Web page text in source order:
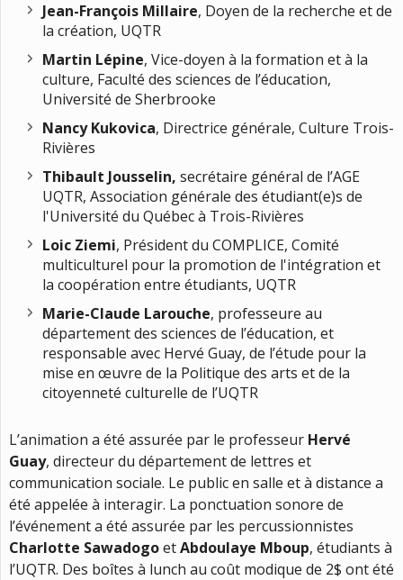
Jean-François Millaire, Doyen de la recherche et de
la création, UQTR
Martin Lépine, Vice-doyen à la formation et à la
culture, Faculté des sciences de l’éducation,
Université de Sherbrooke
Nancy Kukovica, Directrice générale, Culture Trois-
Rivières
Thibault Jousselin, secrétaire général de l’AGE
UQTR, Association générale des étudiant(e)s de
l'Université du Québec à Trois-Rivières
Loic Ziemi, Président du COMPLICE, Comité
multiculturel pour la promotion de l'intégration et
la coopération entre étudiants, UQTR
Marie-Claude Larouche, professeure au
département des sciences de l’éducation, et
responsable avec Hervé Guay, de l’étude pour la
mise en œuvre de la Politique des arts et de la
citoyenneté culturelle de l’UQTR
L’animation a été assurée par le professeur Hervé
Guay, directeur du département de lettres et
communication sociale. Le public en salle et à distance a
été appelée à interagir. La ponctuation sonore de
l’événement a été assurée par les percussionnistes
Charlotte SawadogoetAbdoulaye Mboup, étudiants à
l’UQTR. Des boîtes à lunch au coût modique de 2$ ont été